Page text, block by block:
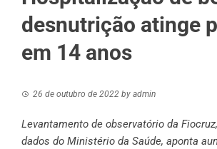
desnutrição atinge
em 14 anos
26 de outubro de 2022 by admin
Levantamento de observatório da
dados do Ministério da Saúde, aponta